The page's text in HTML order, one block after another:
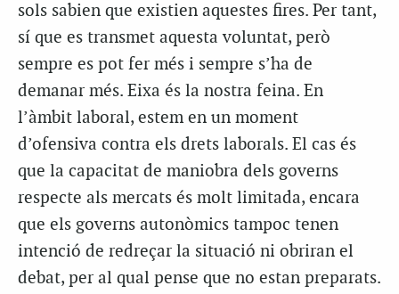
sols sabien que existien aquestes fires. Per tant,
sí que es transmet aquesta voluntat, però
sempre es pot fer més i sempre s’ha de
demanar més. Eixa és la nostra feina. En
l’àmbit laboral, estem en un moment
d’ofensiva contra els drets laborals. El cas és
que la capacitat de maniobra dels governs
respecte als mercats és molt limitada, encara
que els governs autonòmics tampoc tenen
intenció de redreçar la situació ni obriran el
debat, per al qual pense que no estan preparats.